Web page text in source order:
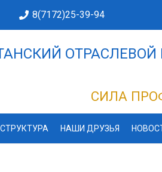
8(7172)25-39-94
СИЛА
СТРУКТУРА НАШИ ДРУЗЬЯ